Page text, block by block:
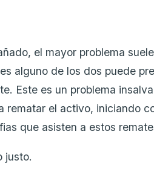
el mayor problema
alguno de los dos puede
Este es un problema
rematar el activo, iniciando
que asisten a estos
justo.